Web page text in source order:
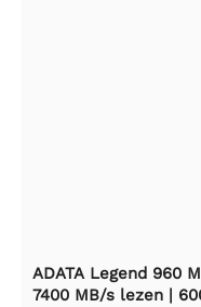
ADATA Legend 960
7400 MB/s lezen |